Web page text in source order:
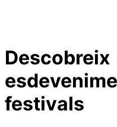
Suport al participantHe
Login
Descobreix
festivals